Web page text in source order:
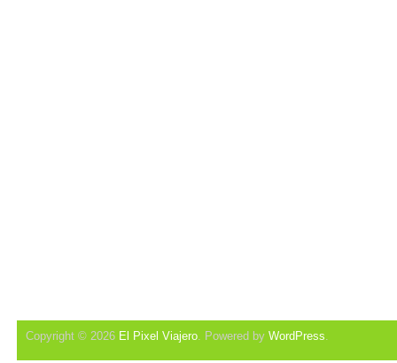
Copyright © 2026 El Pixel Viajero. Powered by WordPress.